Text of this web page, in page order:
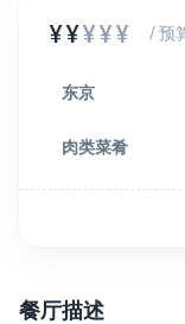
¥¥¥¥¥ / 预
东京
肉类菜肴
餐厅描述